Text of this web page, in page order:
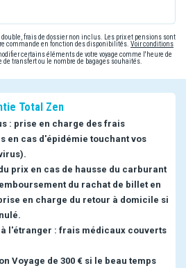
frais de dossier non inclus. Les prix et pensions sont
commande en fonction des disponibilités. Voir conditions
certains éléments de votre voyage comme l'heure de
transfert ou le nombre de bagages souhaités.
Total Zen
: prise en charge des frais
en cas d'épidémie touchant vos
prix en cas de hausse du carburant
du rachat de billet en
en charge du retour à domicile si
l'étranger : frais médicaux couverts
Voyage de 300 € si le beau temps